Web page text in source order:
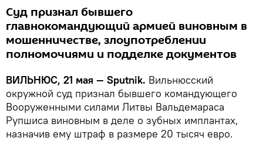
Суд признал бывшего
главнокомандующий армией виновным в
мошенничестве, злоупотреблении
полномочиями и подделке документов
ВИЛЬНЮС, 21 мая — Sputnik. Вильнюсский
окружной суд признал бывшего командующего
Вооруженными силами Литвы Вальдемараса
Рупшиса виновным в деле о зубных имплантах,
назначив ему штраф в размере 20 тысяч евро.